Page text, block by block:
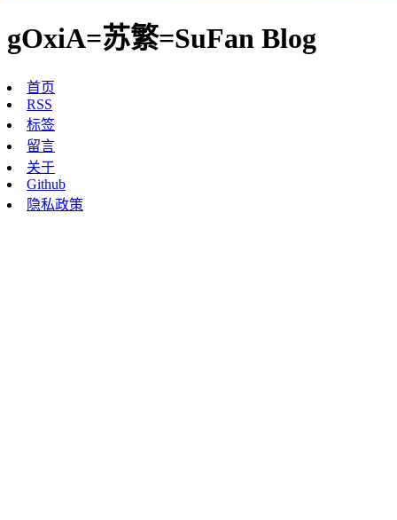
gOxiA=苏繁=SuFan Blog
首页
RSS
标签
留言
关于
Github
隐私政策